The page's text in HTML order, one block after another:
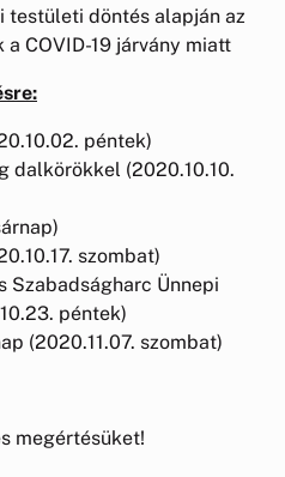
döntés alapján az
COVID-19 járvány miatt
péntek)
dalkörökkel (2020.10.10.
szombat)
Szabadságharc Ünnepi
péntek)
(2020.11.07. szombat)
megértésüket!